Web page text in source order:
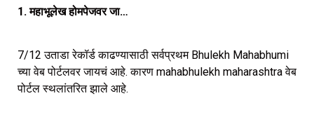
1. महाभूलेख होमपेजवर जा…
7/12 उताडा रेकॉर्ड काढण्यासाठी सर्वप्रथम Bhulekh Mahabhumi
च्या वेब पोर्टलवर जायचं आहे. कारण mahabhulekh maharashtra वेब
पोर्टल स्थलांतरित झाले आहे.